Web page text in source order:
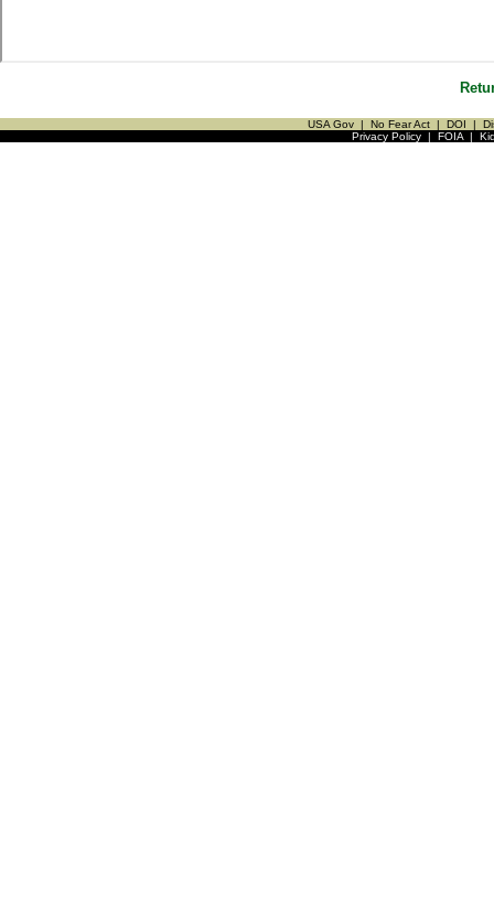
USA Gov | No Fear Act | DOI |
Privacy Policy| FOIA|